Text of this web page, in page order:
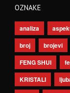
OZNAKE
analiza
broj
brojevi
FENG SHUI
KRISTALI